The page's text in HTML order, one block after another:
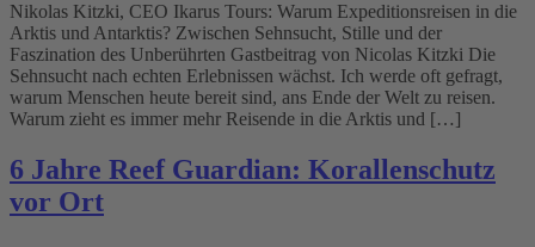
Nikolas Kitzki, CEO Ikarus Tours: Warum Expeditionsreisen in die
Arktis und Antarktis? Zwischen Sehnsucht, Stille und der
Faszination des Unberührten Gastbeitrag von Nicolas Kitzki Die
Sehnsucht nach echten Erlebnissen wächst. Ich werde oft gefragt,
warum Menschen heute bereit sind, ans Ende der Welt zu reisen.
Warum zieht es immer mehr Reisende in die Arktis und […]
6 Jahre Reef Guardian: Korallenschutz
vor Ort